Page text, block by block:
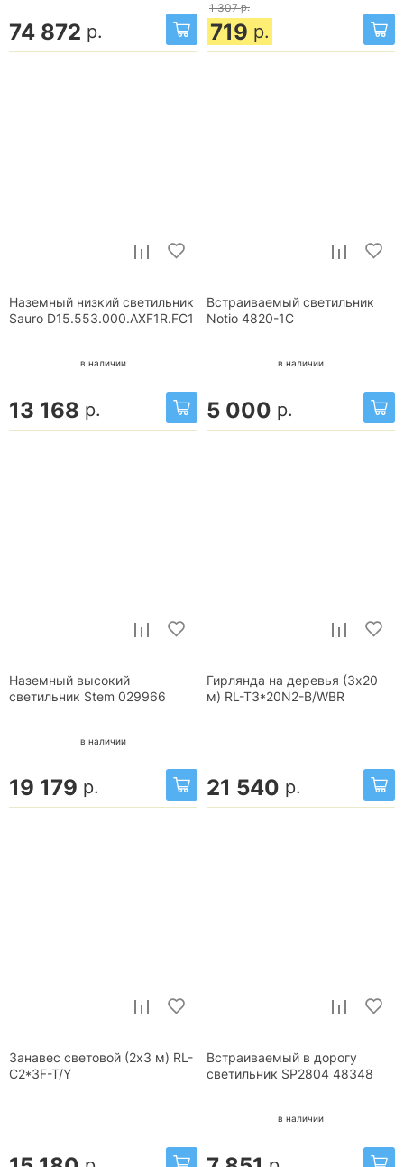
74 872 р.
1 307 р.
719 р.
Наземный низкий светильник
Sauro D15.553.000.AXF1R.FC1
в наличии
13 168 р.
Встраиваемый светильник
Notio 4820-1C
в наличии
5 000 р.
Наземный высокий
светильник Stem 029966
в наличии
19 179 р.
Гирлянда на деревья (3х20
м) RL-T3*20N2-B/WBR
21 540 р.
Занавес световой (2x3 м) RL-
C2*3F-T/Y
Встраиваемый в дорогу
светильник SP2804 48348
в наличии